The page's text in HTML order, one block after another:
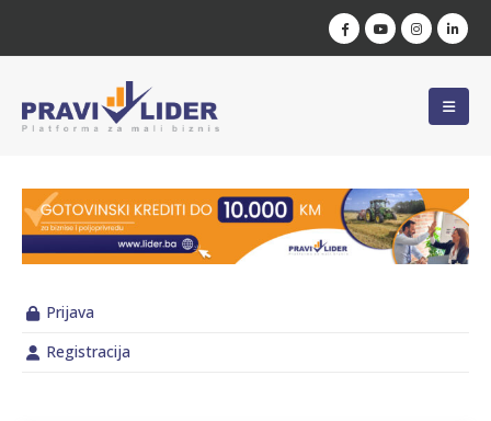
Prijava
Registracija